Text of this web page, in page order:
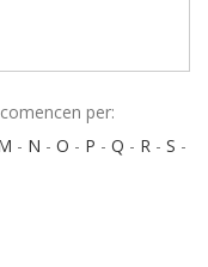
per:
- N - O - P - Q - R - S -